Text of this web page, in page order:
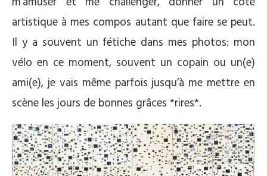
artistique à mes compos autant que faire se peut.
Il y a souvent un fétiche dans mes photos: mon
vélo en ce moment, souvent un copain ou un(e)
ami(e), je vais même parfois jusqu’à me mettre en
scène les jours de bonnes grâces *rires*.